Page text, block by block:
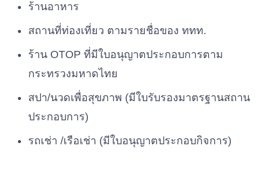
ร้านอาหาร
สถานที่ท่องเที่ยว ตามรายชื่อของ ททท.
ร้าน OTOP ที่มีใบอนุญาตประกอบการตาม
กระทรวงมหาดไทย
สปา/นวดเพื่อสุขภาพ (มีใบรับรองมาตรฐานสถาน
ประกอบการ)
รถเช่า /เรือเช่า (มีใบอนุญาตประกอบกิจการ)